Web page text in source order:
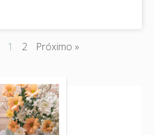
1 2 Próximo »